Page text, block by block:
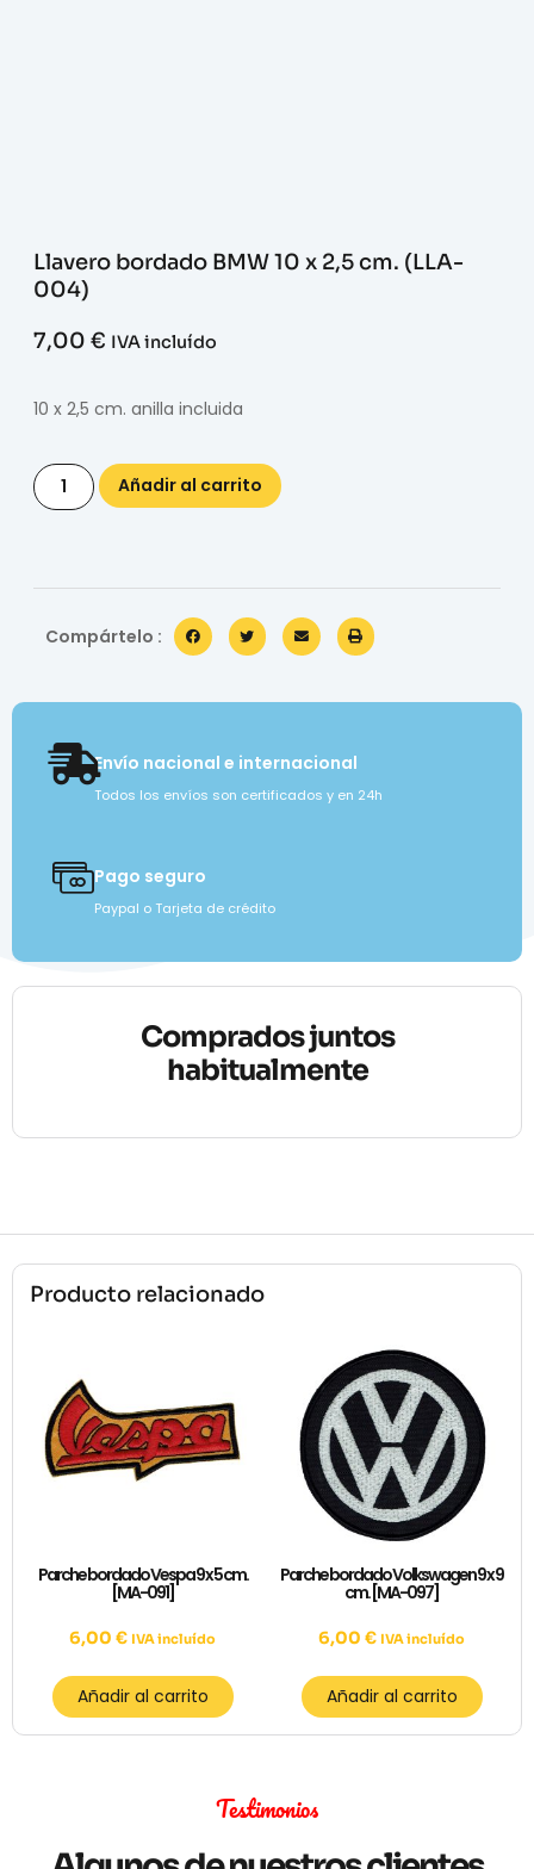
Llavero bordado BMW 10 x 2,5 cm. (LLA-
004)
7,00 € IVA incluído
10 x 2,5 cm. anilla incluida
Añadir al carrito
Compártelo :
Envío nacional e internacional
Todos los envíos son certificados y en 24h
Pago seguro
Paypal o Tarjeta de crédito
Comprados juntos
habitualmente
Producto relacionado
Parche bordado Vespa 9 x 5 cm.
[MA-091]
6,00 € IVA incluído
Añadir al carrito
Parche bordado Volkswagen 9 x 9
cm. [MA-097]
6,00 € IVA incluído
Añadir al carrito
Testimonios